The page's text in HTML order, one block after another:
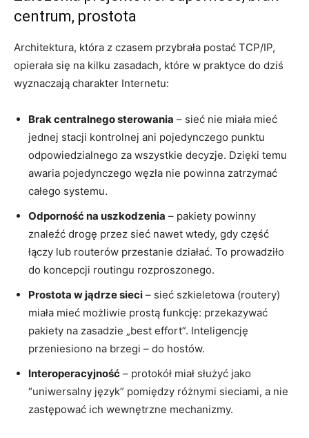
centrum, prostota
Architektura, która z czasem przybrała postać TCP/IP,
opierała się na kilku zasadach, które w praktyce do dziś
wyznaczają charakter Internetu:
Brak centralnego sterowania – sieć nie miała mieć
jednej stacji kontrolnej ani pojedynczego punktu
odpowiedzialnego za wszystkie decyzje. Dzięki temu
awaria pojedynczego węzła nie powinna zatrzymać
całego systemu.
Odporność na uszkodzenia – pakiety powinny
znaleźć drogę przez sieć nawet wtedy, gdy część
łączy lub routerów przestanie działać. To prowadziło
do koncepcji routingu rozproszonego.
Prostota w jądrze sieci – sieć szkieletowa (routery)
miała mieć możliwie prostą funkcję: przekazywać
pakiety na zasadzie „best effort”. Inteligencję
przeniesiono na brzegi – do hostów.
Interoperacyjność – protokół miał służyć jako
“uniwersalny język” pomiędzy różnymi sieciami, a nie
zastępować ich wewnętrzne mechanizmy.